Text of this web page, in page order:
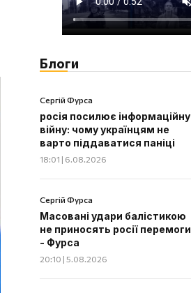
Блоги
Сергій Фурса
росія посилює інформаційну
війну: чому українцям не
варто піддаватися паніці
18:01 | 6.08.2026
Сергій Фурса
Масовані удари балістикою
не приносять росії перемоги
- Фурса
20:10 | 5.08.2026